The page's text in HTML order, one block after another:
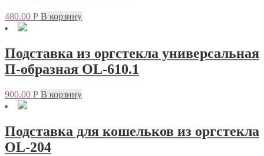
480.00 Р В корзину
Подставка из оргстекла универсальная
П-образная OL-610.1
900.00 Р В корзину
Подставка для кошельков из оргстекла
OL-204